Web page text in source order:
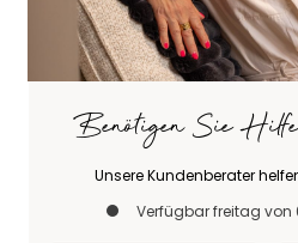
Benötigen Sie Hilfe
Unsere Kundenberater
Verfügbar freitag von